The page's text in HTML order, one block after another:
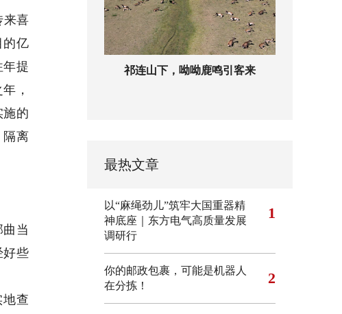
来喜
的亿
年提
，
施的
隔离
当
好些
查
祁连山下，呦呦鹿鸣引客来
最热文章
以“麻绳劲儿”筑牢大国重器精
神底座｜东方电气高质量发展
调研行
1
你的邮政包裹，可能是机器人
在分拣！
2